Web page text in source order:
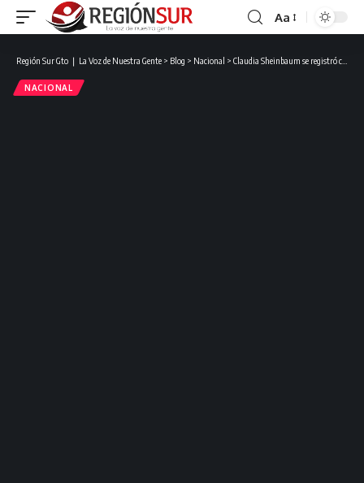
Aa
Región Sur Gto ❘ La Voz de Nuestra Gente > Blog > Nacional > Claudia Sheinbaum se registró como candidata a la Presidencia de México por la coalición “Sigamos Haciendo Historia”.
NACIONAL